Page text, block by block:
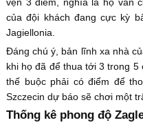
của đội khách đang cực kỳ
Jagiellonia.
Đáng chú ý, bản lĩnh xa nhà
khi họ đã để thua tới 3 trong 5
thế buộc phải có điểm để
Szczecin dự báo sẽ chơi một
Thống kê phong độ